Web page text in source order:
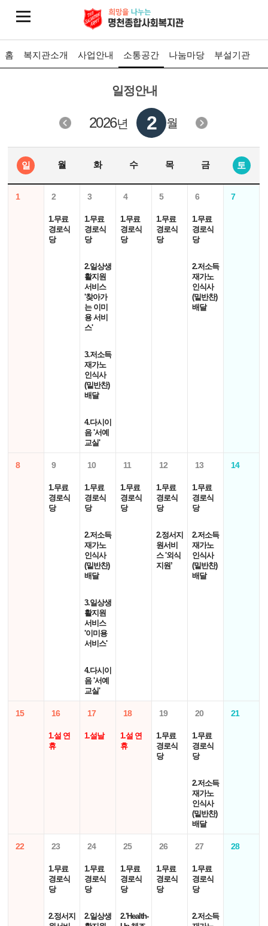
홈 복지관소개 사업안내 소통공간 나눔마당 부설기관
일정안내
2026년 2 월
일 월 화 수 목 금 토
1 2
1.무료
경로식
당
3
1.무료
경로식
당
2.일상생
활지원
서비스
'찾아가
는 이미
용 서비
스'
3.저소득
재가노
인식사
(밑반찬)
배달
4.다시이
음 '서예
교실'
4
1.무료
경로식
당
5
1.무료
경로식
당
6
1.무료
경로식
당
2.저소득
재가노
인식사
(밑반찬)
배달
7
8 9
1.무료
경로식
당
10
1.무료
경로식
당
2.저소득
재가노
인식사
(밑반찬)
배달
3.일상생
활지원
서비스
'이미용
서비스'
4.다시이
음 '서예
교실'
11
1.무료
경로식
당
12
1.무료
경로식
당
2.정서지
원서비
스 '외식
지원’
13
1.무료
경로식
당
2.저소득
재가노
인식사
(밑반찬)
배달
14
15 16
1.설 연
휴
17
1.설날
18
1.설 연
휴
19
1.무료
경로식
당
20
1.무료
경로식
당
2.저소득
재가노
인식사
(밑반찬)
배달
21
22 23
1.무료
경로식
당
2.정서지
24
1.무료
경로식
당
2.일상생
25
1.무료
경로식
당
2.'Health-
26
1.무료
경로식
당
27
1.무료
경로식
당
2.저소득
28